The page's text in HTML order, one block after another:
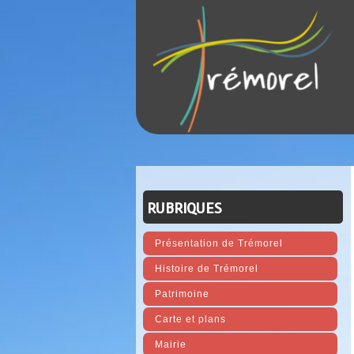
RUBRIQUES
Présentation de Trémorel
Histoire de Trémorel
Patrimoine
Carte et plans
Mairie